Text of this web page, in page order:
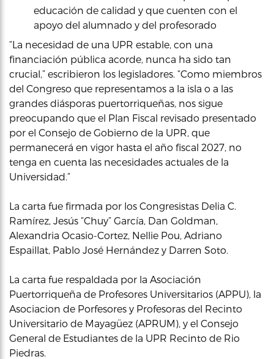
educación de calidad y que cuenten con el
apoyo del alumnado y del profesorado
“La necesidad de una UPR estable, con una
financiación pública acorde, nunca ha sido tan
crucial,” escribieron los legisladores. “Como miembros
del Congreso que representamos a la isla o a las
grandes diásporas puertorriqueñas, nos sigue
preocupando que el Plan Fiscal revisado presentado
por el Consejo de Gobierno de la UPR, que
permanecerá en vigor hasta el año fiscal 2027, no
tenga en cuenta las necesidades actuales de la
Universidad.”
La carta fue firmada por los Congresistas Delia C.
Ramírez, Jesús “Chuy” García, Dan Goldman,
Alexandria Ocasio-Cortez, Nellie Pou, Adriano
Espaillat, Pablo José Hernández y Darren Soto.
La carta fue respaldada por la Asociación
Puertorriqueña de Profesores Universitarios (APPU), la
Asociacion de Porfesores y Profesoras del Recinto
Universitario de Mayagüez (APRUM), y el Consejo
General de Estudiantes de la UPR Recinto de Rio
Piedras.